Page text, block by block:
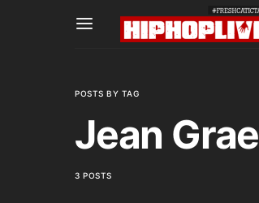
POSTS BY TAG
Jean Grae
3 POSTS